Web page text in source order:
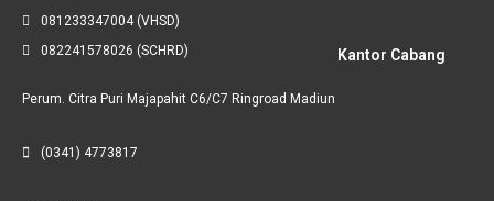
081233347004 (VHSD)
082241578026 (SCHRD)
Kantor Cabang
Perum. Citra Puri Majapahit C6/C7 Ringroad Madiun
(0341) 4773817